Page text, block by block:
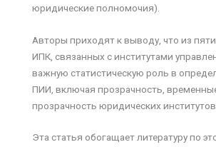
юридические полномочия).
Авторы приходят к выводу, что из
ИПК, связанных с институтами
важную статистическую роль в
ПИИ, включая прозрачность,
прозрачность юридических институтов..
Эта статья обогащает литературу по